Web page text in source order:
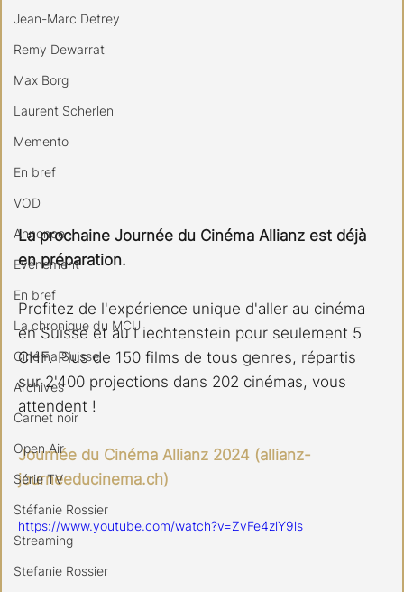
Jean-Marc Detrey
Remy Dewarrat
Max Borg
Laurent Scherlen
Memento
En bref
VOD
Annonce
Evénement
En bref
La chronique du MCU
Cinéma Suisse
Archives
Carnet noir
Open Air
Série TV
Stéfanie Rossier
Streaming
Stefanie Rossier
La prochaine Journée du Cinéma Allianz est déjà
en préparation.
Profitez de l'expérience unique d'aller au cinéma
en Suisse et au Liechtenstein pour seulement 5
CHF. Plus de 150 films de tous genres, répartis
sur 2'400 projections dans 202 cinémas, vous
attendent !
Journée du Cinéma Allianz 2024 (allianz-
journeeducinema.ch)
https://www.youtube.com/watch?v=ZvFe4zlY9ls